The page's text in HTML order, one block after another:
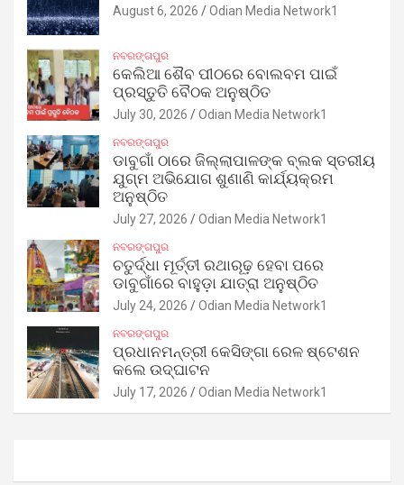
August 6, 2026 Odian Media Network1
ନବରଙ୍ଗପୁର
କେଲିଆ ଶୈବ ପୀଠରେ ବୋଲବମ ପାଇଁ
ପ୍ରସ୍ତୁତି ବୈଠକ ଅନୁଷ୍ଠିତ
July 30, 2026 Odian Media Network1
ନବରଙ୍ଗପୁର
ଡାବୁଗାଁ ଠାରେ ଜିଲ୍ଲାପାଳଙ୍କ ବ୍ଲକ ସ୍ତରୀୟ
ଯୁଗ୍ମ ଅଭିଯୋଗ ଶୁଣାଣି କାର୍ଯ୍ୟକ୍ରମ
ଅନୁଷ୍ଠିତ
July 27, 2026 Odian Media Network1
ନବରଙ୍ଗପୁର
ଚତୁର୍ଦ୍ଧା ମୂର୍ତ୍ତୀ ରଥାରୂଢ଼ ହେବା ପରେ
ଡାବୁଗାଁରେ ବାହୁଡ଼ା ଯାତ୍ରା ଅନୁଷ୍ଠିତ
July 24, 2026 Odian Media Network1
ନବରଙ୍ଗପୁର
ପ୍ରଧାନମନ୍ତ୍ରୀ କେସିଙ୍ଗା ରେଳ ଷ୍ଟେଶନ
କଲେ ଉଦ୍‌ଘାଟନ
July 17, 2026 Odian Media Network1